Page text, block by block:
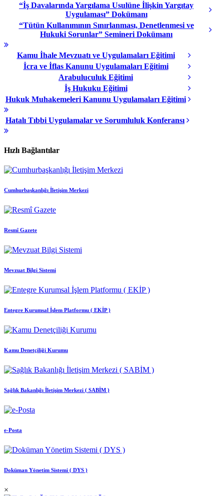
“İş Davalarında Yargılama Usulüne İlişkin Yargıtay
Uygulaması” Dokümanı
“Tütün Kullanımının Sınırlanması, Denetlenmesi ve
Hukuki Sorunlar” Semineri Dokümanı
Kamu İhale Mevzuatı ve Uygulamaları Eğitimi
İcra ve İflas Kanunu Uygulamaları Eğitimi
Arabuluculuk Eğitimi
İş Hukuku Eğitimi
Hukuk Muhakemeleri Kanunu Uygulamaları Eğitimi
Hatalı Tıbbi Uygulamalar ve Sorumluluk Konferansı
Hızlı Bağlantılar
Cumhurbaşkanlığı İletişim Merkezi
Resmî Gazete
Mevzuat Bilgi Sistemi
Entegre Kurumsal İşlem Platformu ( EKİP )
Kamu Denetçiliği Kurumu
Sağlık Bakanlığı İletişim Merkezi ( SABİM )
e-Posta
Doküman Yönetim Sistemi ( DYS )
×